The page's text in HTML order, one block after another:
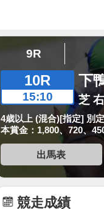
9R
10R
15:10
下
芝
4歳以上 (混合)[指定] 別定
本賞金：1,800、720、
出馬表
競走成績